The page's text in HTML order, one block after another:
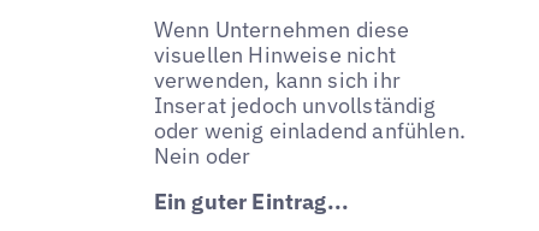
Wenn Unternehmen diese
visuellen Hinweise nicht
verwenden, kann sich ihr
Inserat jedoch unvollständig
oder wenig einladend anfühlen.
Nein oder
Ein guter Eintrag...